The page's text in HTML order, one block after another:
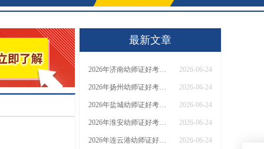
最新文章
2026年济南幼师证好考？答案是好考！ 2026-06-24
2026年扬州幼师证好考？答案是好考！ 2026-06-24
2026年盐城幼师证好考？答案是好考！ 2026-06-24
2026年淮安幼师证好考？答案是好考！ 2026-06-24
2026年连云港幼师证好考？答案是好考！ 2026-06-24